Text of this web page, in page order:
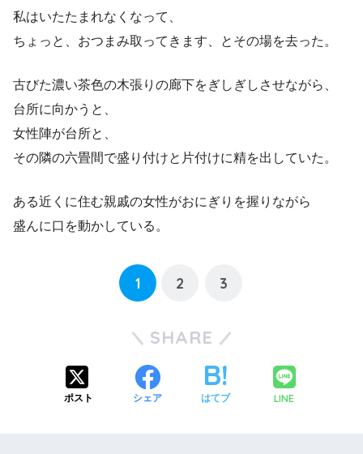
私はいたたまれなくなって、
ちょっと、おつまみ取ってきます、とその場を去った。
古びた濃い茶色の木張りの廊下をぎしぎしさせながら、
台所に向かうと、
女性陣が台所と、
その隣の六畳間で盛り付けと片付けに精を出していた。
ある近くに住む親戚の女性がおにぎりを握りながら
盛んに口を動かしている。
1 2 3
SHARE
ポスト シェア はてブ LINE